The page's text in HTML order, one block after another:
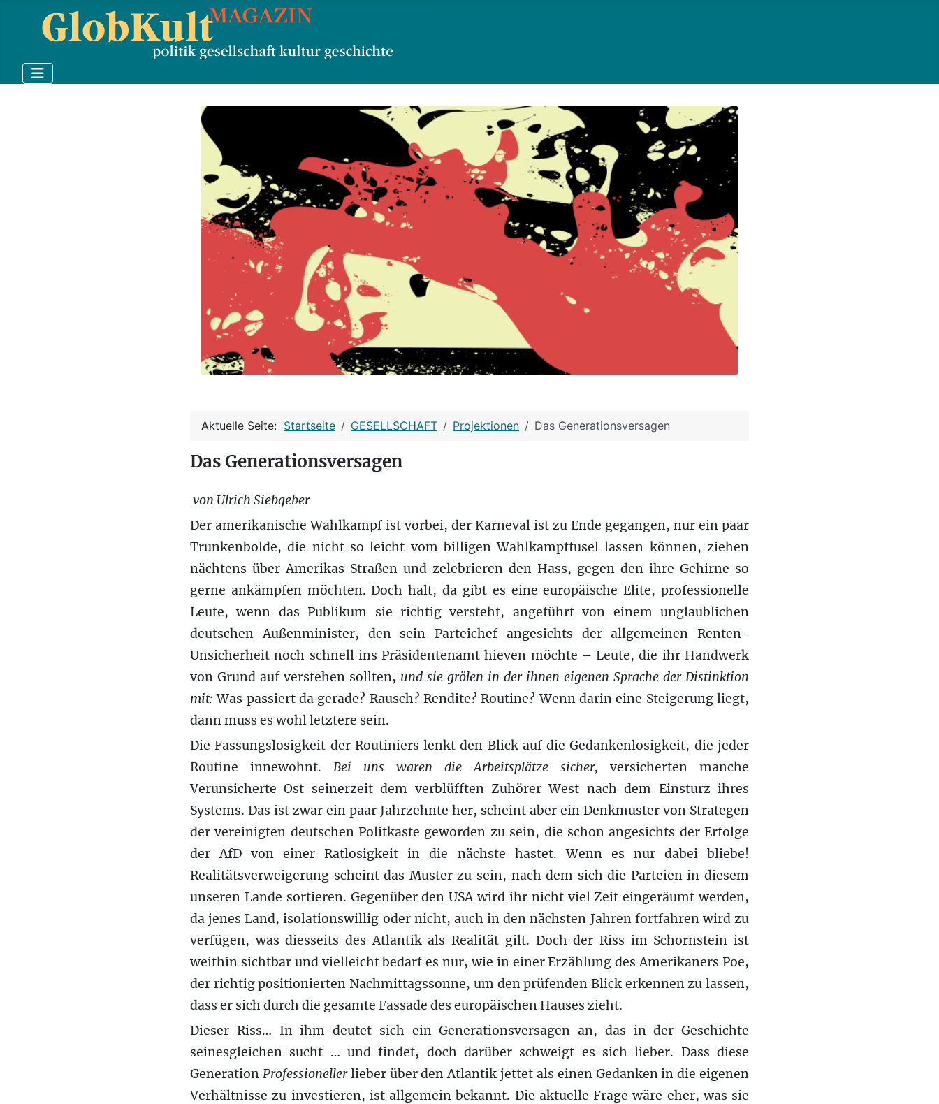
Aktuelle Seite: Startseite GESELLSCHAFT Projektionen Das Generationsversagen
Das Generationsversagen
von Ulrich Siebgeber
Der amerikanische Wahlkampf ist vorbei, der Karneval ist zu Ende gegangen, nur ein paar
Trunkenbolde, die nicht so leicht vom billigen Wahlkampffusel lassen können, ziehen
nächtens über Amerikas Straßen und zelebrieren den Hass, gegen den ihre Gehirne so
gerne ankämpfen möchten. Doch halt, da gibt es eine europäische Elite, professionelle
Leute, wenn das Publikum sie richtig versteht, angeführt von einem unglaublichen
deutschen Außenminister, den sein Parteichef angesichts der allgemeinen Renten-
Unsicherheit noch schnell ins Präsidentenamt hieven möchte – Leute, die ihr Handwerk
von Grund auf verstehen sollten, und sie grölen in der ihnen eigenen Sprache der Distinktion
mit: Was passiert da gerade? Rausch? Rendite? Routine? Wenn darin eine Steigerung liegt,
dann muss es wohl letztere sein.
Die Fassungslosigkeit der Routiniers lenkt den Blick auf die Gedankenlosigkeit, die jeder
Routine innewohnt. Bei uns waren die Arbeitsplätze sicher, versicherten manche
Verunsicherte Ost seinerzeit dem verblüfften Zuhörer West nach dem Einsturz ihres
Systems. Das ist zwar ein paar Jahrzehnte her, scheint aber ein Denkmuster von Strategen
der vereinigten deutschen Politkaste geworden zu sein, die schon angesichts der Erfolge
der AfD von einer Ratlosigkeit in die nächste hastet. Wenn es nur dabei bliebe!
Realitätsverweigerung scheint das Muster zu sein, nach dem sich die Parteien in diesem
unseren Lande sortieren. Gegenüber den USA wird ihr nicht viel Zeit eingeräumt werden,
da jenes Land, isolationswillig oder nicht, auch in den nächsten Jahren fortfahren wird zu
verfügen, was diesseits des Atlantik als Realität gilt. Doch der Riss im Schornstein ist
weithin sichtbar und vielleicht bedarf es nur, wie in einer Erzählung des Amerikaners Poe,
der richtig positionierten Nachmittagssonne, um den prüfenden Blick erkennen zu lassen,
dass er sich durch die gesamte Fassade des europäischen Hauses zieht.
Dieser Riss… In ihm deutet sich ein Generationsversagen an, das in der Geschichte
seinesgleichen sucht … und findet, doch darüber schweigt es sich lieber. Dass diese
Generation Professionellerlieber über den Atlantik jettet als einen Gedanken in die eigenen
Verhältnisse zu investieren, ist allgemein bekannt. Die aktuelle Frage wäre eher, was sie